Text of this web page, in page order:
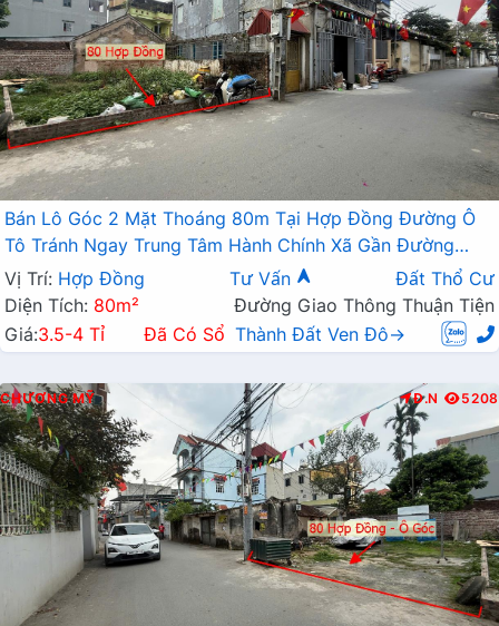
Bán Lô Góc 2 Mặt Thoáng 80m Tại Hợp Đồng Đường Ô
Tô Tránh Ngay Trung Tâm Hành Chính Xã Gần Đường
TL419
Vị Trí: Hợp Đồng Tư Vấn
Đất Thổ Cư
Diện Tích: 80m²
Đường Giao Thông Thuận Tiện
Giá:3.5-4 Tỉ Đã Có Sổ Thành Đất Ven Đô→
CHƯƠNG MỸ Đ.N 5208